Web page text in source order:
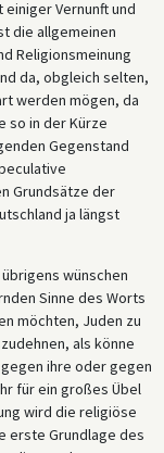
Vernunft und
die allgemeinen
Religionsmeinung
da, obgleich selten,
werden mögen, da
so in der Kürze
Gegenstand
Grundsätze der
ja längst
wünschen
Sinne des Worts
möchten, Juden zu
als könne
ihre oder gegen
für ein großes Übel
wird die religiöse
erste Grundlage des